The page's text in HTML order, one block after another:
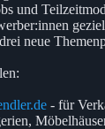
und
neue
- für